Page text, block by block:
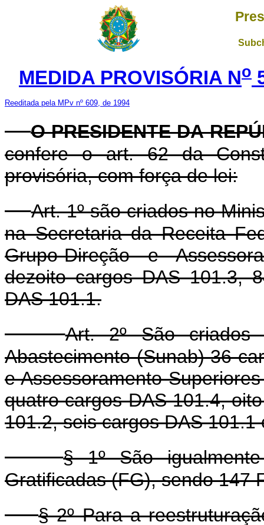
MEDIDA PROVISÓRIA No
Reeditada pela MPv nº 609, de 1994
O PRESIDENTE DA
confere o art. 62 da
provisória, com força de lei:
Art. 1º são criados no
na Secretaria da Receita
Grupo-Direção e
dezoito cargos DAS 101.3,
DAS 101.1.
Art. 2º São criados
Abastecimento (Sunab) 36
e Assessoramento
quatro cargos DAS 101.4,
101.2, seis cargos DAS
§ 1º São
Gratificadas (FG), sendo 147
§ 2º Para a